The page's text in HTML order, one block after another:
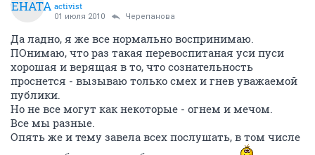
РЕНАТА activist
01 июля 2010 Черепанова
Да ладно, я же все нормально воспринимаю.
ПОнимаю, что раз такая перевоспитаная уси пуси
хорошая и верящая в то, что сознательность
проснется - вызываю только смех и гнев уважаемой
публики.
Но не все могут как некоторые - огнем и мечом.
Все мы разные.
Опять же и тему завела всех послушать, в том числе